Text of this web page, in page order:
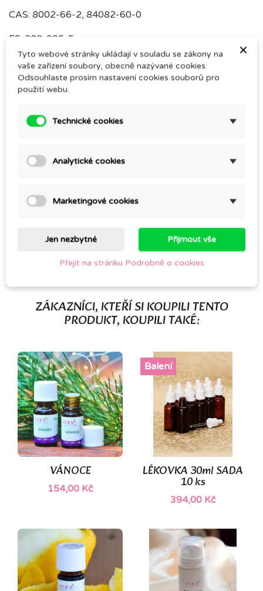
CAS: 8002-66-2, 84082-60-0
ES: 282-006-5
INCI name: CHAMOMILLA RECUTITATA FLOWER OIL
UFI kód: WGE3-E0DN-600P-2DTK
Buďte první a napište svoji zkušenost.
ZÁKAZNÍCI, KTEŘÍ SI KOUPILI TENTO
PRODUKT, KOUPILI TAKÉ:
VÁNOCE
154,00 Kč
(1)
LÉKOVKA 30ml SADA
10 ks
394,00 Kč
Balení
×
Tyto webové stránky ukládají v souladu se zákony na
vaše zařízení soubory, obecně nazývané cookies.
Odsouhlaste prosím nastavení cookies souborů pro
použití webu.
Technické cookies
Analytické cookies
Marketingové cookies
Jen nezbytné Přijmout vše
Přejít na stránku Podrobně o cookies